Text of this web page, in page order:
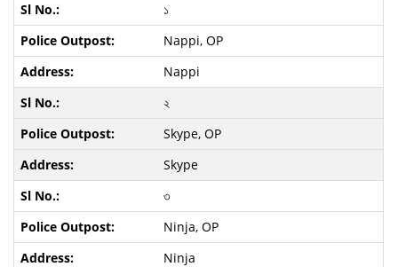
১
Nappi, OP
Nappi
২
Skype, OP
Skype
৩
Ninja, OP
Ninja